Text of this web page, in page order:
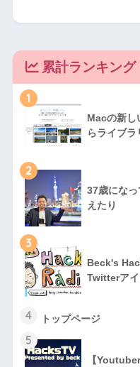
累計ランキング
1
Macの新し
らライブ
2
37歳にな
えたり
3
Beck's
Twitterアイ
4 トップページ
5
【